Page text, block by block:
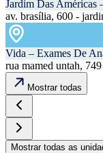
Jardim Das Américas
av. brasília, 600 -
Vida – Exames De
rua mamed untah,
Mostrar todas
Mostrar todas as